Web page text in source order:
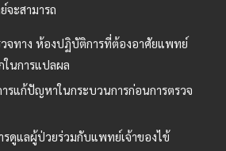
ะสามารถ
วจทาง ห้องปฏิบัติการที่ต้องอาศัยแพทย์
นการแปลผล
รแก้ปัญหาในกระบวนการก่อนการตรวจ
รดูแลผู้ป่วยร่วมกับแพทย์เจ้าของไข้